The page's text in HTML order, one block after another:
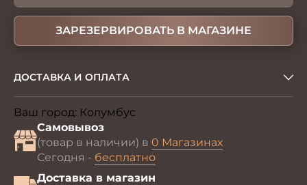
ЗАРЕЗЕРВИРОВАТЬ В МАГАЗИНЕ
ДОСТАВКА И ОПЛАТА
Ваш город: Колумбус
Самовывоз
(товар в наличии) в 0 Магазинах
Сегодня - бесплатно
Доставка в магазин